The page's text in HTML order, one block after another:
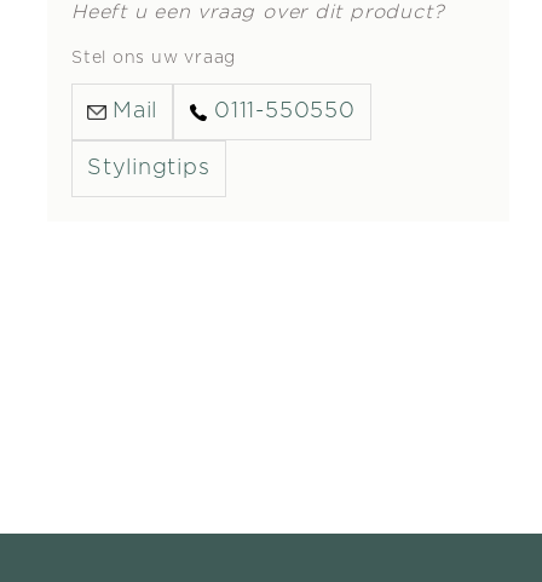
Heeft u een vraag over dit product?
Stel ons uw vraag
Mail 0111-550550
Stylingtips